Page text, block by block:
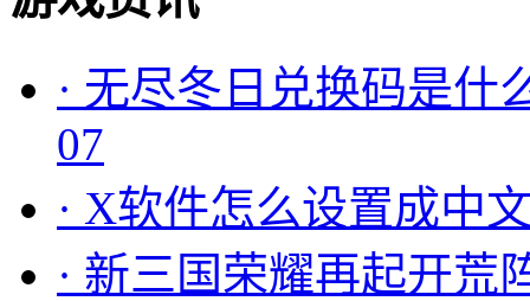
· 无尽冬日兑换码是什
07
· X软件怎么设置成中
· 新三国荣耀再起开荒